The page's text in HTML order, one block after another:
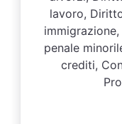
lavoro,
penale
crediti,